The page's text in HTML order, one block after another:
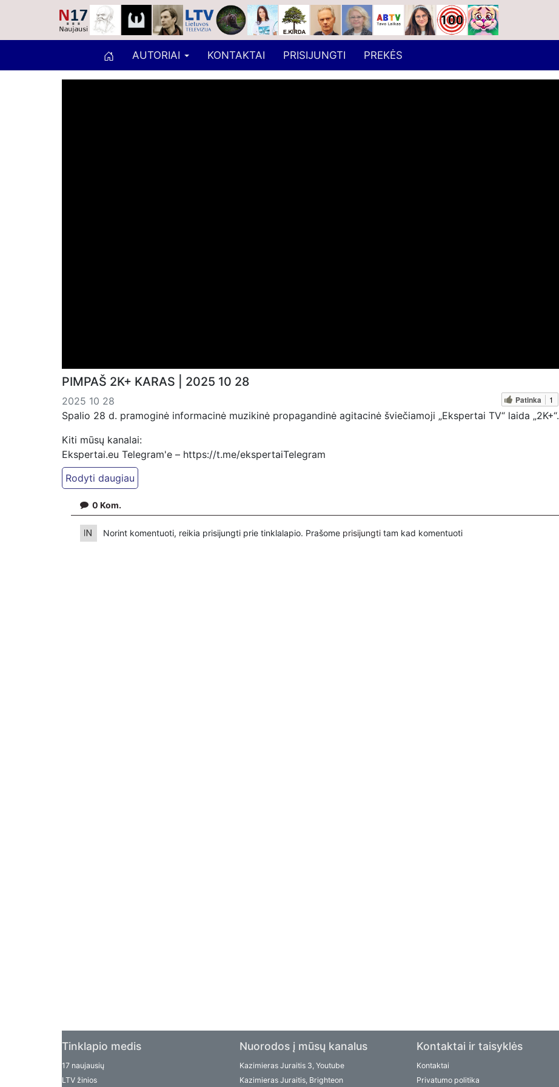
AUTORIAI KONTAKTAI PRISIJUNGTI PREKĖS
PIMPAŠ 2K+ KARAS | 2025 10 28
2025 10 28 Patinka 1
Spalio 28 d. pramoginė informacinė muzikinė propagandinė agitacinė šviečiamoji „Ekspertai TV“ laida „2K+“.
Kiti mūsų kanalai:
Ekspertai.eu Telegram'e – https://t.me/ekspertaiTelegram
Dailymotion: https://www.dailymotion.com/ekspertai
https://www.ekspertai.eu
Mūsų veikla galima tik dėka skaitytojų ir žiūrovų, mus paremti galima šiais būdais:
VšĮ „Ekspertai.eu“ per PayPal paspaudę šią nuorodą – https://www.paypal.com/paypalme/Ekspertaieu?
0 Kom.
Norint komentuoti, reikia prisijungti prie tinklalapio. Prašome prisijungti tam kad komentuoti
Tinklapio medis
17 naujausių
LTV žinios
Nuorodos į mūsų kanalus
Kazimieras Juraitis 3, Youtube
Kazimieras Juraitis, Brighteon
Kontaktai ir taisyklės
Kontaktai
Privatumo politika